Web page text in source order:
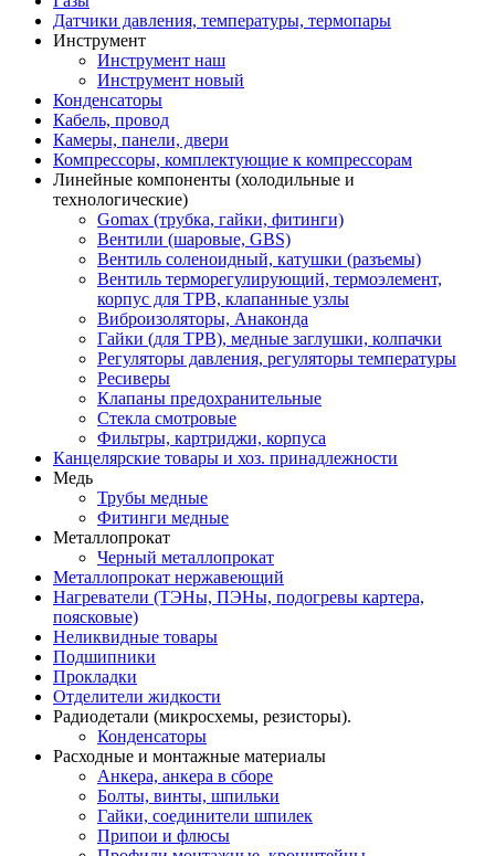
Датчики давления, температуры, термопары
Инструмент
Инструмент наш
Инструмент новый
Конденсаторы
Кабель, провод
Камеры, панели, двери
Компрессоры, комплектующие к компрессорам
Линейные компоненты (холодильные и
технологические)
Gomax (трубка, гайки, фитинги)
Вентили (шаровые, GBS)
Вентиль соленоидный, катушки (разъемы)
Вентиль терморегулирующий, термоэлемент,
корпус для ТРВ, клапанные узлы
Виброизоляторы, Анаконда
Гайки (для ТРВ), медные заглушки, колпачки
Регуляторы давления, регуляторы температуры
Ресиверы
Клапаны предохранительные
Стекла смотровые
Фильтры, картриджи, корпуса
Канцелярские товары и хоз. принадлежности
Медь
Трубы медные
Фитинги медные
Металлопрокат
Черный металлопрокат
Металлопрокат нержавеющий
Нагреватели (ТЭНы, ПЭНы, подогревы картера,
поясковые)
Неликвидные товары
Подшипники
Прокладки
Отделители жидкости
Радиодетали (микросхемы, резисторы).
Конденсаторы
Расходные и монтажные материалы
Анкера, анкера в сборе
Болты, винты, шпильки
Гайки, соединители шпилек
Припои и флюсы